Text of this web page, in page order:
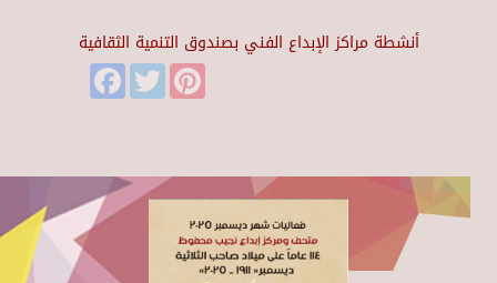
أنشطة مراكز الإبداع الفني بصندوق التنمية الثقافية
FacebookTwitter